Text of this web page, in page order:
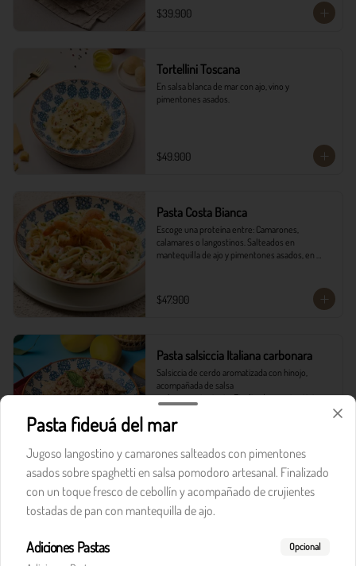
$39.900
Tortellini Toscana
En salsa blanca de mar con ajo, vino y
pimentones asados.
$49.900
Pasta Costa Bianca
Escoge una proteína entre: Camarones,
calamares o langostinos. Salteados en
mantequilla de ajo y pimentones asados, en
$47.900
Pasta salsiccia Italiana carbonara
Salsiccia de cerdo aromatizada con hinojo,
acompañada de salsa
carbonara y tocineta. Finalizada con vino tinto y
pancitos il forno.
Raviolis de boloñesa y queso
Raviolis rellenos de queso, en nuestra
Pasta fideuá del mar
Jugoso langostino y camarones salteados con pimentones
asados sobre spaghetti en salsa pomodoro artesanal. Finalizado
con un toque fresco de cebollín y acompañado de crujientes
tostadas de pan con mantequilla de ajo.
Adiciones Pastas Opcional